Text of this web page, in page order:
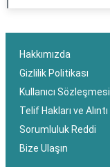
Hakkımızda
Gizlilik Politikası
Kullanıcı Sözleşmesi
Telif Hakları ve Alıntı
Sorumluluk Reddi
Bize Ulaşın